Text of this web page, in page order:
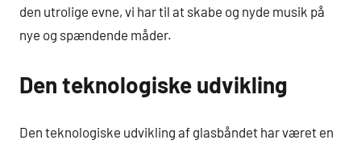
den utrolige evne, vi har til at skabe og nyde musik på
nye og spændende måder.
Den teknologiske udvikling
Den teknologiske udvikling af glasbåndet har været en